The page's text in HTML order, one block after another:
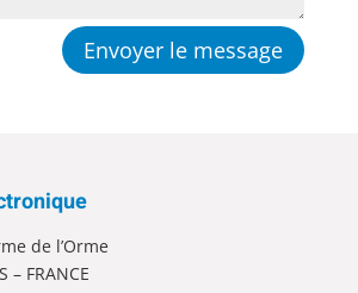
Envoyer le message
de l’Orme
– FRANCE